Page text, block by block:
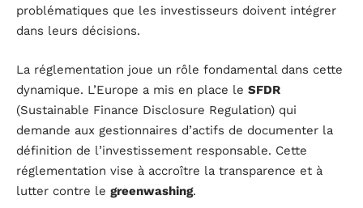
problématiques que les investisseurs doivent intégrer
dans leurs décisions.
La réglementation joue un rôle fondamental dans cette
dynamique. L’Europe a mis en place le SFDR
(Sustainable Finance Disclosure Regulation) qui
demande aux gestionnaires d’actifs de documenter la
définition de l’investissement responsable. Cette
réglementation vise à accroître la transparence et à
lutter contre le greenwashing.